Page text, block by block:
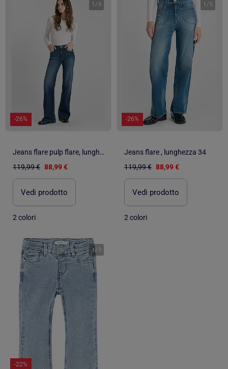
1 / 5
-26%
Jeans flare pulp flare, lunghezza 34
119,99 € 88,99 €
Vedi prodotto
2 colori
1 / 5
-26%
Jeans flare , lunghezza 34
119,99 € 88,99 €
Vedi prodotto
2 colori
1/ 3
-22%